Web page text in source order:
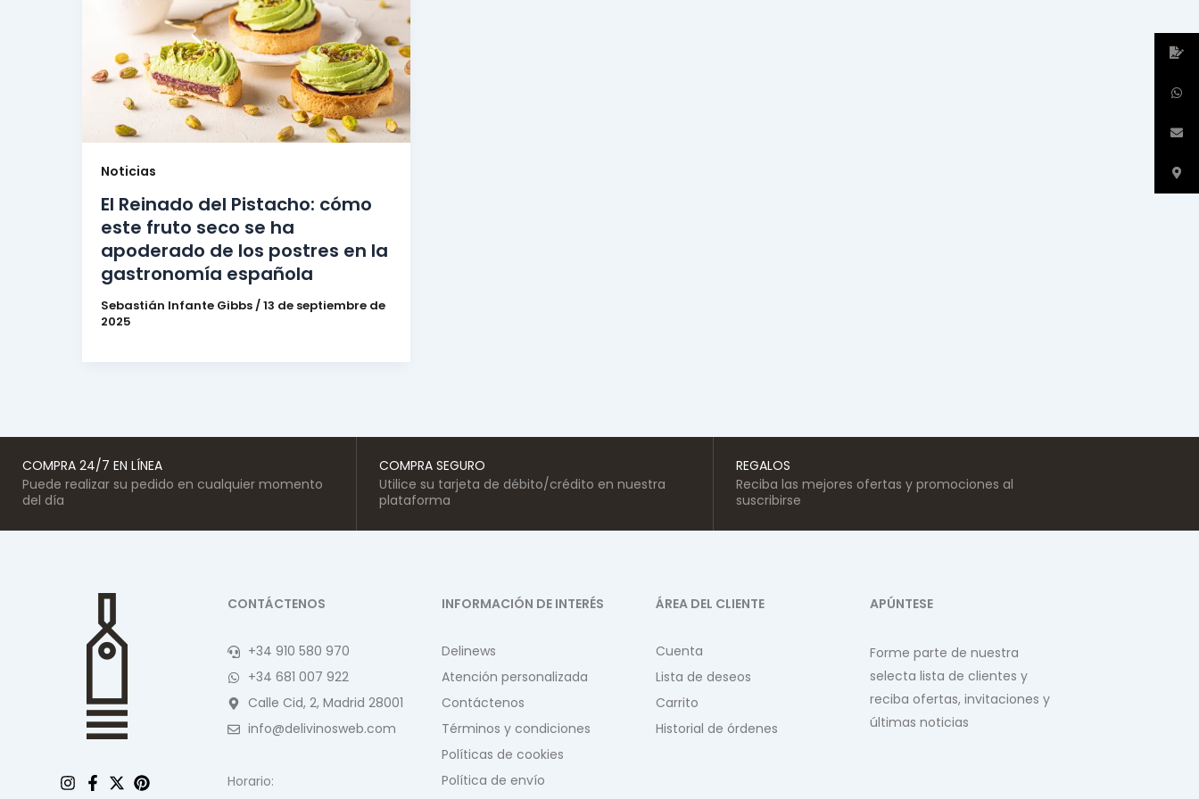
Noticias
El Reinado del Pistacho: cómo
este fruto seco se ha
apoderado de los postres en la
gastronomía española
Sebastián Infante Gibbs /13 de septiembre de
2025
COMPRA 24/7 EN LÍNEA
Puede realizar su pedido en cualquier momento
del día
COMPRA SEGURO
Utilice su tarjeta de débito/crédito en nuestra
plataforma
REGALOS
Reciba las mejores ofertas y promociones al
suscribirse
CONTÁCTENOS
+34 910 580 970
+34 681 007 922
Calle Cid, 2, Madrid 28001
info@delivinosweb.com
Horario:
INFORMACIÓN DE INTERÉS
Delinews
Atención personalizada
Contáctenos
Términos y condiciones
Políticas de cookies
Política de envío
ÁREA DEL CLIENTE
Cuenta
Lista de deseos
Carrito
Historial de órdenes
APÚNTESE
Forme parte de nuestra
selecta lista de clientes y
reciba ofertas, invitaciones y
últimas noticias